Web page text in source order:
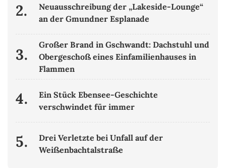
2.
Neuausschreibung der „Lakeside-Lounge“
an der Gmundner Esplanade
3.
Großer Brand in Gschwandt: Dachstuhl und
Obergeschoß eines Einfamilienhauses in
Flammen
4.
Ein Stück Ebensee-Geschichte
verschwindet für immer
5.
Drei Verletzte bei Unfall auf der
Weißenbachtalstraße